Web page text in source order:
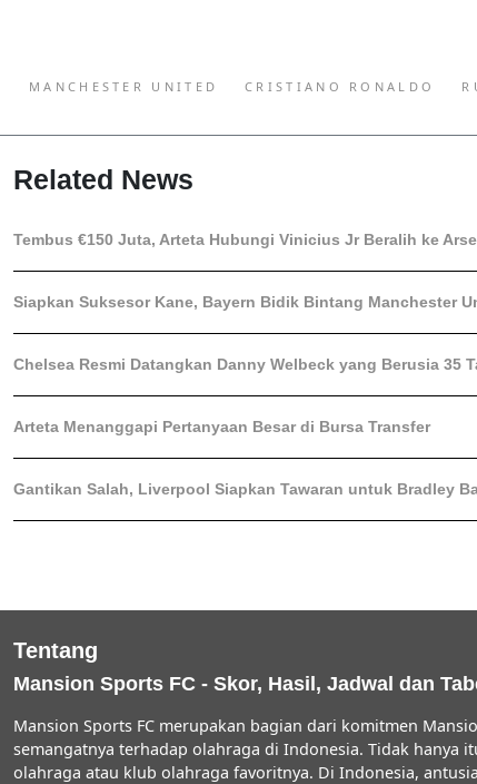
MANCHESTER UNITED CRISTIANO RONALDO
Related News
Tembus €150 Juta, Arteta Hubungi Vinicius Jr Beralih ke
Siapkan Suksesor Kane, Bayern Bidik Bintang Manchester
Chelsea Resmi Datangkan Danny Welbeck yang Berusia 35
Arteta Menanggapi Pertanyaan Besar di Bursa Transfer
Gantikan Salah, Liverpool Siapkan Tawaran untuk Bradley
Tentang
Mansion Sports FC - Skor, Hasil, Jadwal dan
Mansion Sports FC merupakan bagian dari komitmen
semangatnya terhadap olahraga di Indonesia. Tidak hanya
olahraga atau klub olahraga favoritnya. Di Indonesia,